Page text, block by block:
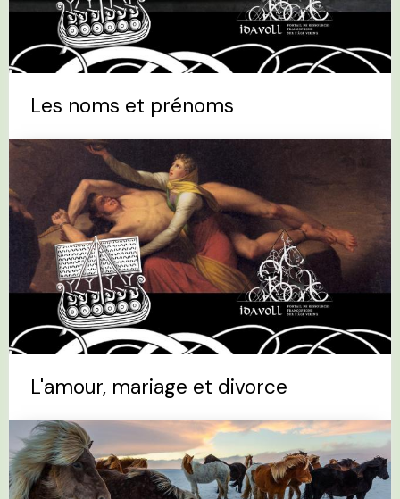
Les noms et prénoms
L'amour, mariage et divorce